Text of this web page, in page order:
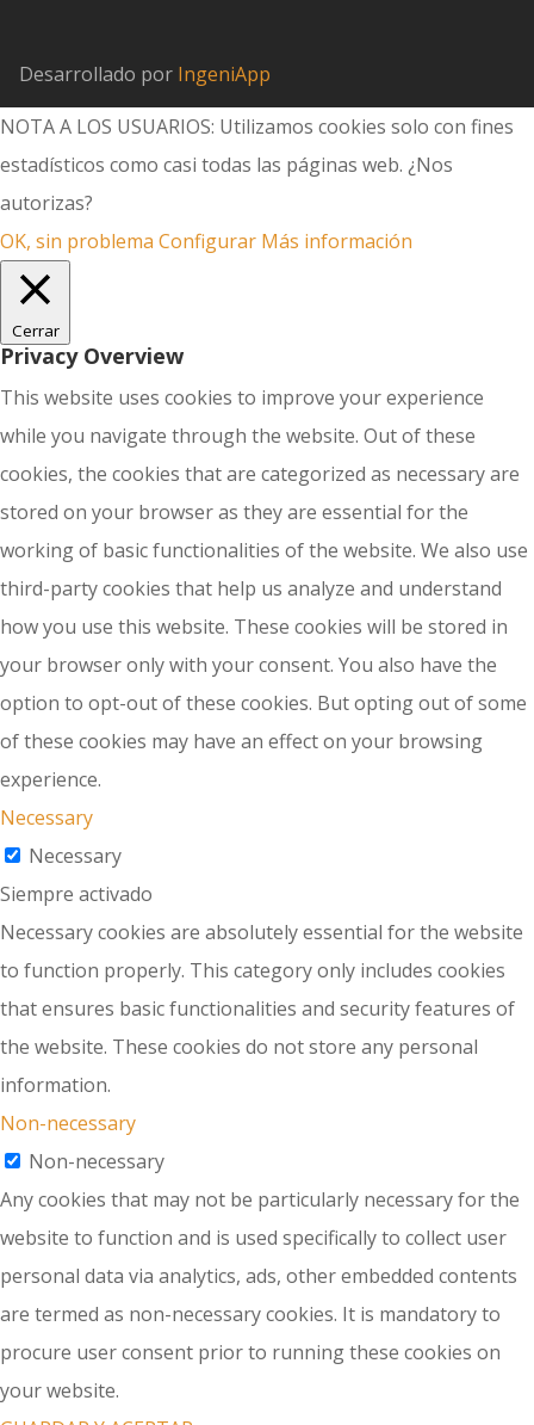
Desarrollado por IngeniApp
NOTA A LOS USUARIOS: Utilizamos cookies solo con fines
estadísticos como casi todas las páginas web. ¿Nos
autorizas?
OK, sin problema Configurar Más información
Cerrar
Privacy Overview
This website uses cookies to improve your experience
while you navigate through the website. Out of these
cookies, the cookies that are categorized as necessary are
stored on your browser as they are essential for the
working of basic functionalities of the website. We also use
third-party cookies that help us analyze and understand
how you use this website. These cookies will be stored in
your browser only with your consent. You also have the
option to opt-out of these cookies. But opting out of some
of these cookies may have an effect on your browsing
experience.
Necessary
Necessary
Siempre activado
Necessary cookies are absolutely essential for the website
to function properly. This category only includes cookies
that ensures basic functionalities and security features of
the website. These cookies do not store any personal
information.
Non-necessary
Non-necessary
Any cookies that may not be particularly necessary for the
website to function and is used specifically to collect user
personal data via analytics, ads, other embedded contents
are termed as non-necessary cookies. It is mandatory to
procure user consent prior to running these cookies on
your website.